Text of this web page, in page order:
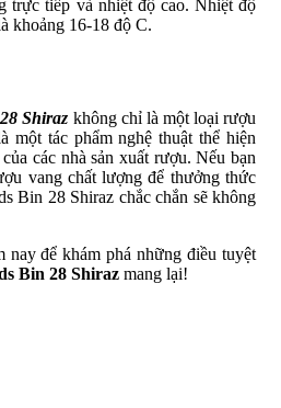
trực tiếp và nhiệt độ cao. Nhiệt độ
khoảng 16-18 độ C.
Shiraz không chỉ là một loại rượu
một tác phẩm nghệ thuật thể hiện
các nhà sản xuất rượu. Nếu bạn
vang chất lượng để thưởng thức
Bin 28 Shiraz chắc chắn sẽ không
nay để khám phá những điều tuyệt
Bin 28 Shiraz mang lại!